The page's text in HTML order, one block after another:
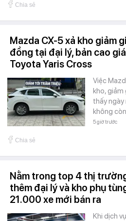
Chia sẻ
Mazda CX-5 xả kho giảm
đồng tại đại lý, bản cao
Toyota Yaris Cross
Việc
kho, giảm
thấy
không
5 giờ trước
Chia sẻ
Nằm trong top 4 thị
thêm đại lý và kho phụ
21.000 xe mới bán ra
Khi dịch